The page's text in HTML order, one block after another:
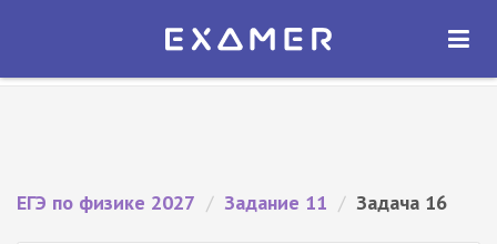
Экзамер — ЕГЭ 2027
ОТКРЫТЬ
ЕГЭ по физике 2027 / Задание 11 / Задача 16